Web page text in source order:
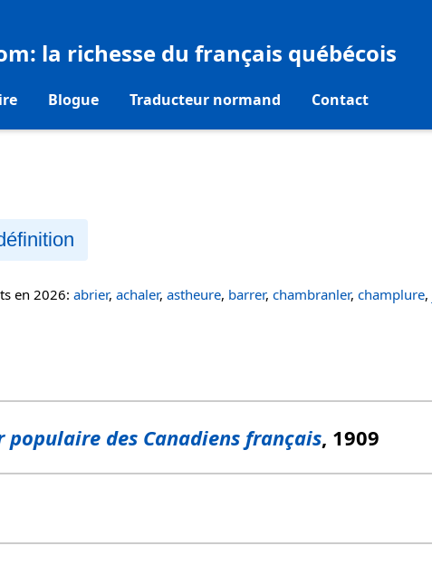
: la richesse du français québécois
Blogue Traducteur normand Contact
en 2026: abrier, achaler, astheure, barrer, chambranler, champlure,
populaire des Canadiens français, 1909